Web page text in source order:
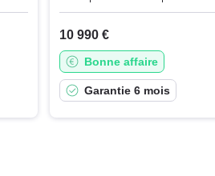
10 990 €
Bonne affaire
Garantie 6 mois